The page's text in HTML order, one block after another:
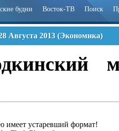
будни Восток-ТВ Поиск
Августа 2013 (Экономика)
имеет устаревший формат!